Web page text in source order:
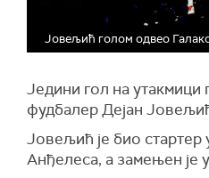
Јовељић голом одвео
Једини гол на утакмици
фудбалер Дејан
Јовељић је био стартер
Анђелеса, а замењен је